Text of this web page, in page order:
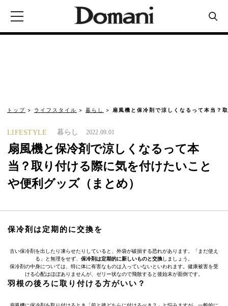
トップ ライフスタイル 暮らし 扇風機と保冷剤で涼しくなるって本当？
LIFESTYLE 暮らし 2022.09.01
扇風機と保冷剤で涼しくなるって本
当？取り付ける際に気を付けたいこと
や便利グッズ（まとめ）
保冷剤は定期的に交換を
古い保冷剤を出したり凍らせたりしていると、外袋が破損する恐れがあります。「まだ使え
る」と無理をせず、 保冷剤は定期的に新しいものと交換しましょう。
保冷剤の中身については、特に体に有害なものは入っていないといわれます。健康被害を受
ける心配はほぼありませんが、ゼリー状なので飛散すると後始末が面倒です。
羽根の後ろに取り付ける方がいい？